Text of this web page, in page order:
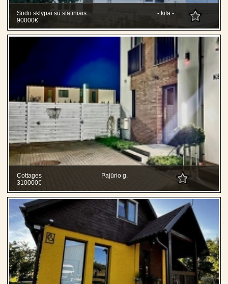
Sodo sklypai su statiniais
- kita -
90000€
Cottages
Pajūrio g.
310000€